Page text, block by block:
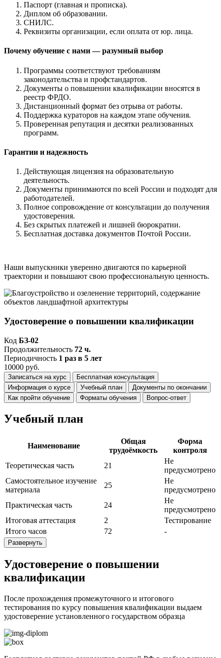
Паспорт (главная и прописка).
Диплом об образовании.
СНИЛС.
Реквизиты организации, если оплата от юр. лица.
Почему обучение с нами — разумный выбор
Программы соответствуют требованиям
законодательства и профстандартов.
Документы о повышении квалификации вносятся в
реестр ФРДО.
Дистанционный формат без отрыва от работы.
Поддержка кураторов на каждом этапе обучения.
Проверенная репутация и десятки реализованных
программ.
Гарантии и надежность
Действующая лицензия на образовательную
деятельность.
Документы принимаются по всей России и подходят для
работодателей.
Полное сопровождение от консультации до получения
удостоверения.
Без скрытых платежей и лишней бюрократии.
Бесплатная доставка документов Почтой России.
Наши выпускники уверенно двигаются по карьерной
траектории и повышают свою профессиональную ценность.
Удостоверение о повышении квалификации
Код БЗ-02
Продолжительность 72 ч.
Периодичность 1 раз в 5 лет
10000 руб.
Записаться на курс
Бесплатная консультация
Информация о курсе
Учебный план
Документы по окончании
Как пройти обучение
Форматы обучения Вопрос-ответ
Учебный план
Наименование
Общая
трудоёмкость
Форма
контроля
Теоретическая часть
21
Не
предусмотрено
Самостоятельное изучение
материала
25
Не
предусмотрено
Практическая часть
24
Не
предусмотрено
Итоговая аттестация
2
Тестирование
Итого часов
72 -
Развернуть
Удостоверение о повышении
квалификации
После прохождения промежуточного и итогового
тестирования по курсу повышения квалификации выдаем
удостоверение установленного государством образца